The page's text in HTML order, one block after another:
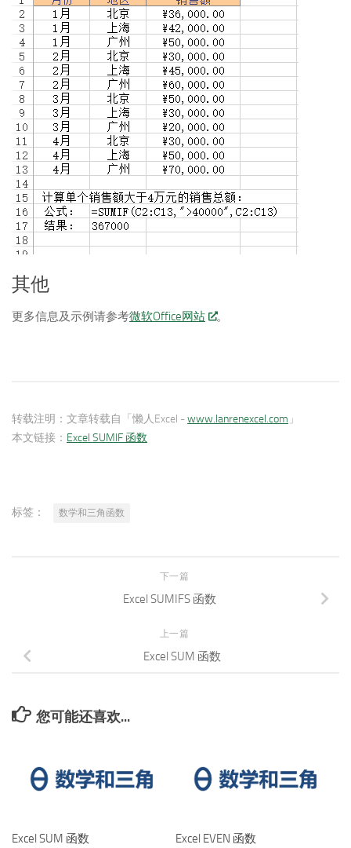
其他
更多信息及示例请参考微软Office网站 。
转载注明： 文章转载自「懒人Excel -www.lanrenexcel.com 」
本文链接： Excel SUMIF 函数
标签： 数学和三角函数
下一篇
Excel SUMIFS 函数
上一篇
Excel SUM 函数
您可能还喜欢...
Excel SUM 函数 Excel EVEN 函数